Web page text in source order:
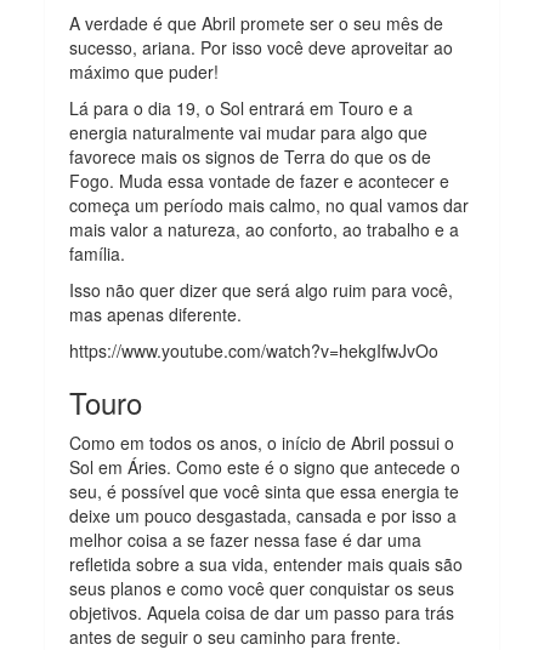
A verdade é que Abril promete ser o seu mês de
sucesso, ariana. Por isso você deve aproveitar ao
máximo que puder!
Lá para o dia 19, o Sol entrará em Touro e a
energia naturalmente vai mudar para algo que
favorece mais os signos de Terra do que os de
Fogo. Muda essa vontade de fazer e acontecer e
começa um período mais calmo, no qual vamos dar
mais valor a natureza, ao conforto, ao trabalho e a
família.
Isso não quer dizer que será algo ruim para você,
mas apenas diferente.
https://www.youtube.com/watch?v=hekgIfwJvOo
Touro
Como em todos os anos, o início de Abril possui o
Sol em Áries. Como este é o signo que antecede o
seu, é possível que você sinta que essa energia te
deixe um pouco desgastada, cansada e por isso a
melhor coisa a se fazer nessa fase é dar uma
refletida sobre a sua vida, entender mais quais são
seus planos e como você quer conquistar os seus
objetivos. Aquela coisa de dar um passo para trás
antes de seguir o seu caminho para frente.